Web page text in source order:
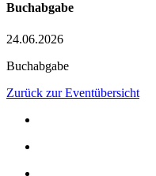
Buchabgabe
24.06.2026
Buchabgabe
Zurück zur Eventübersicht